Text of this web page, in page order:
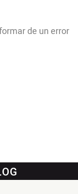
de un error